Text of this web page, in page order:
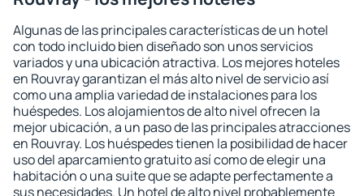
Algunas de las principales características de un hotel
con todo incluido bien diseñado son unos servicios
variados y una ubicación atractiva. Los mejores hoteles
en Rouvray garantizan el más alto nivel de servicio así
como una amplia variedad de instalaciones para los
huéspedes. Los alojamientos de alto nivel ofrecen la
mejor ubicación, a un paso de las principales atracciones
en Rouvray. Los huéspedes tienen la posibilidad de hacer
uso del aparcamiento gratuito así como de elegir una
habitación o una suite que se adapte perfectamente a
sus necesidades. Un hotel de alto nivel probablemente